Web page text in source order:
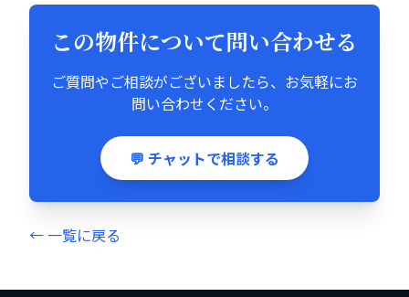
この物件について問い合わせる
ご質問やご相談がございましたら、お気軽にお
問い合わせください。
💬 チャットで相談する
← 一覧に戻る